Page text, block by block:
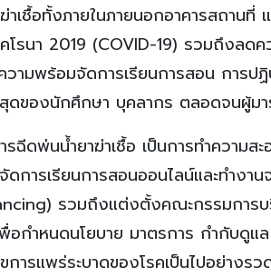
าเชื้อทั้งภายในภายนอกอาคารสถาน
โรนา 2019 (COVID-19) รวมถึงลด
ามพร้อมจัดการเรียนการสอน การป
ของนักศึกษา บุคลากร ตลอดจนผู้มา
ฉีดพ่นน้ำยาฆ่าเชื้อ เป็นการทำความ
การเรียนการสอนออนไลน์และทำงา
รวมถึงแต่งตั้งคณะกรรมการบ
อกำหนดนโยบาย มาตรการ กำกับดูแ
การแพร่ระบาดของโรคเป็นไปอย่างร